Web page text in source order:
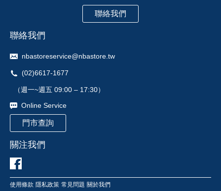
聯絡我們
聯絡我們
nbastoreservice@nbastore.tw
(02)6617-1677
（週一~週五 09:00 – 17:30）
Online Service
門市查詢
關注我們
使用條款 隱私政策 常見問題 關於我們